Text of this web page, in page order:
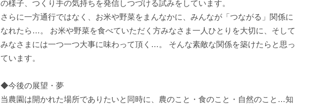
の様子、つくり手の気持ちを発信しつづける試みをしています。
さらに一方通行ではなく、お米や野菜をまんなかに、みんなが「つながる」関係に
なれたら…。 お米や野菜を食べていただく方みなさま一人ひとりを大切に、そして
みなさまには一つ一つ大事に味わって頂く…。 そんな素敵な関係を築けたらと思っ
ています。
◆今後の展望・夢
当農園は開かれた場所でありたいと同時に、農のこと・食のこと・自然のこと…知